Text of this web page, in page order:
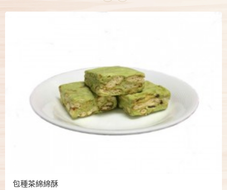
包種茶綿綿酥